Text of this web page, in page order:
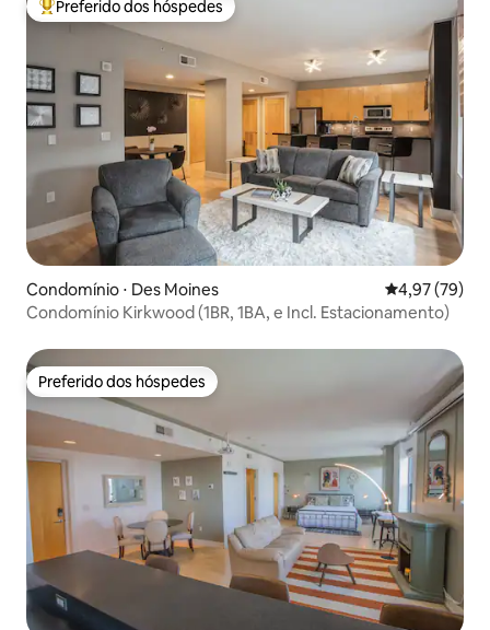
Entre os melhores preferidos dos hóspedes
Preferido dos hóspedes
Condomínio ⋅ Des Moines 4,97 de uma
4,97 (79)
Condomínio Kirkwood (1BR, 1BA, e Incl. Estacionamento)
Preferido dos hóspedes
Preferido dos hóspedes